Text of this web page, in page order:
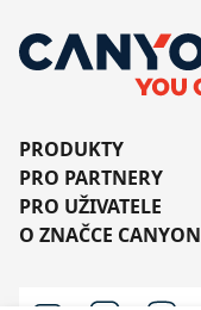
PRODUKTY
PRO PARTNERY
PRO UŽIVATELE
O ZNAČCE CANYON